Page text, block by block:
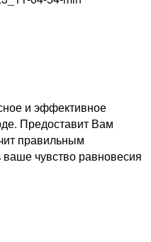
и эффективное
Предоставит Вам
правильным
чувство равновесия